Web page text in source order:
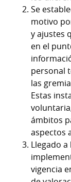
Se
motivo
y ajustes
en el
personal
las
Estas
ámbitos
aspectos
Llegado
vigencia